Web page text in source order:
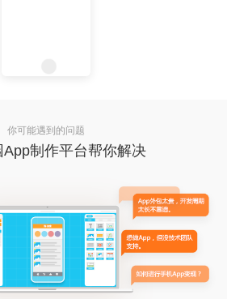
你可能遇到的问题
App制作平台帮你解决